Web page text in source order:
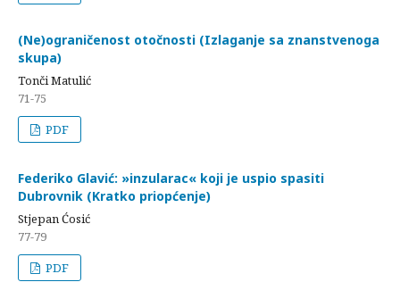
(Ne)ograničenost otočnosti (Izlaganje sa znanstvenoga
skupa)
Tonči Matulić
71-75
PDF
Federiko Glavić: »inzularac« koji je uspio spasiti
Dubrovnik (Kratko priopćenje)
Stjepan Ćosić
77-79
PDF